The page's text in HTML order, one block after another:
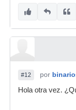
#12 por
Hola otra vez.